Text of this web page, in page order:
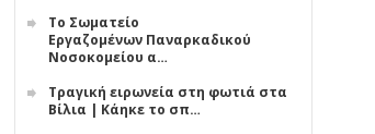
Το Σωματείο
Εργαζομένων Παναρκαδικού
Νοσοκομείου α…
Τραγική ειρωνεία στη φωτιά στα
Βίλια | Κάηκε το σπ…